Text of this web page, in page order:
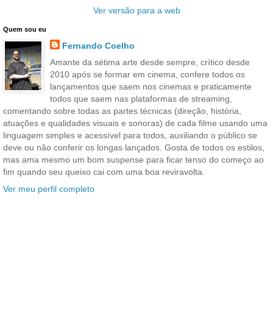
Ver versão para a web
Quem sou eu
Fernando Coelho
Amante da sétima arte desde sempre, crítico desde
2010 após se formar em cinema, confere todos os
lançamentos que saem nos cinemas e praticamente
todos que saem nas plataformas de streaming,
comentando sobre todas as partes técnicas (direção, história,
atuações e qualidades visuais e sonoras) de cada filme usando uma
linguagem simples e acessível para todos, auxiliando o público se
deve ou não conferir os longas lançados. Gosta de todos os estilos,
mas ama mesmo um bom suspense para ficar tenso do começo ao
fim quando seu queixo cai com uma boa reviravolta.
Ver meu perfil completo